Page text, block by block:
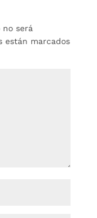
será
están marcados